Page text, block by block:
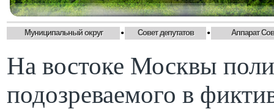
Муниципальный округ • Совет депутатов • Аппарат
На востоке Москвы
подозреваемого в